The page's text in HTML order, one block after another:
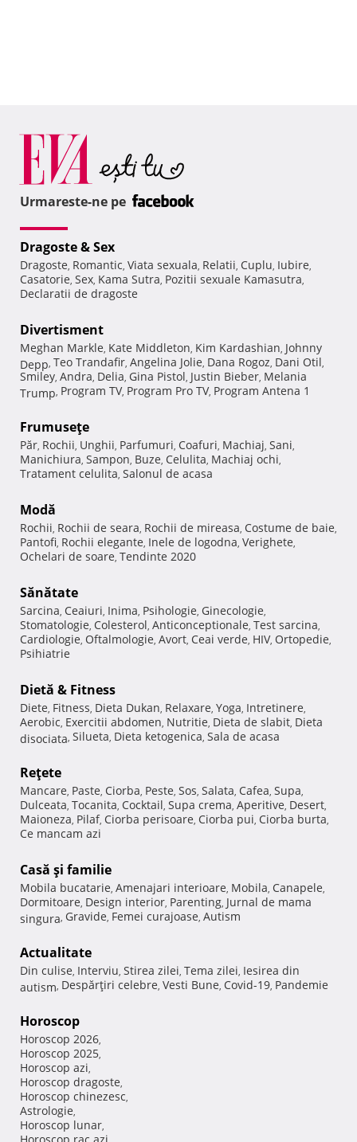
Urmareste-ne pe
Dragoste & Sex
Dragoste, Romantic, Viata sexuala, Relatii, Cuplu, Iubire,
Casatorie, Sex, Kama Sutra, Pozitii sexuale Kamasutra,
Declaratii de dragoste
Divertisment
Meghan Markle, Kate Middleton, Kim Kardashian, Johnny
Depp, Teo Trandafir, Angelina Jolie, Dana Rogoz, Dani Otil,
Smiley, Andra, Delia, Gina Pistol, Justin Bieber, Melania
Trump, Program TV, Program Pro TV, Program Antena 1
Frumuseţe
Păr, Rochii, Unghii, Parfumuri, Coafuri, Machiaj, Sani,
Manichiura, Sampon, Buze, Celulita, Machiaj ochi,
Tratament celulita, Salonul de acasa
Modă
Rochii, Rochii de seara, Rochii de mireasa, Costume de baie,
Pantofi, Rochii elegante, Inele de logodna, Verighete,
Ochelari de soare, Tendinte 2020
Sănătate
Sarcina, Ceaiuri, Inima, Psihologie, Ginecologie,
Stomatologie, Colesterol, Anticonceptionale, Test sarcina,
Cardiologie, Oftalmologie, Avort, Ceai verde, HIV, Ortopedie,
Psihiatrie
Dietă & Fitness
Diete, Fitness, Dieta Dukan, Relaxare, Yoga, Intretinere,
Aerobic, Exercitii abdomen, Nutritie, Dieta de slabit, Dieta
disociata, Silueta, Dieta ketogenica, Sala de acasa
Reţete
Mancare, Paste, Ciorba, Peste, Sos, Salata, Cafea, Supa,
Dulceata, Tocanita, Cocktail, Supa crema, Aperitive, Desert,
Maioneza, Pilaf, Ciorba perisoare, Ciorba pui, Ciorba burta,
Ce mancam azi
Casă şi familie
Mobila bucatarie, Amenajari interioare, Mobila, Canapele,
Dormitoare, Design interior, Parenting, Jurnal de mama
singura, Gravide, Femei curajoase, Autism
Actualitate
Din culise, Interviu, Stirea zilei, Tema zilei, Iesirea din
autism, Despărţiri celebre, Vesti Bune, Covid-19, Pandemie
Horoscop
Horoscop 2026,
Horoscop 2025,
Horoscop azi,
Horoscop dragoste,
Horoscop chinezesc,
Astrologie,
Horoscop lunar,